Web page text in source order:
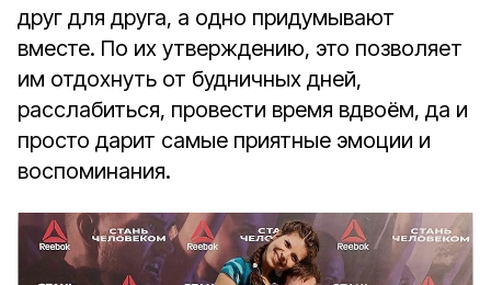
друг для друга, а одно придумывают
вместе. По их утверждению, это позволяет
им отдохнуть от будничных дней,
расслабиться, провести время вдвоём, да и
просто дарит самые приятные эмоции и
воспоминания.